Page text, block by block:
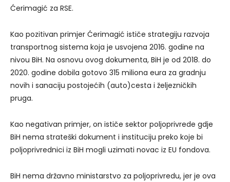
Ćerimagić za RSE.
Kao pozitivan primjer Ćerimagić ističe strategiju razvoja
transportnog sistema koja je usvojena 2016. godine na
nivou BiH. Na osnovu ovog dokumenta, BiH je od 2018. do
2020. godine dobila gotovo 315 miliona eura za gradnju
novih i sanaciju postojećih (auto)cesta i željezničkih
pruga.
Kao negativan primjer, on ističe sektor poljoprivrede gdje
BiH nema strateški dokument i instituciju preko koje bi
poljoprivrednici iz BiH mogli uzimati novac iz EU fondova.
BiH nema državno ministarstvo za poljoprivredu, jer je ova